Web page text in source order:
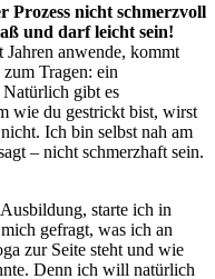
Prozess nicht schmerzvoll
und darf leicht sein!
Jahren anwende, kommt
Tragen: ein
gibt es
wie du gestrickt bist, wirst
Ich bin selbst nah am
– nicht schmerzhaft sein.
starte ich in
gefragt, was ich an
zur Seite steht und wie
Denn ich will natürlich